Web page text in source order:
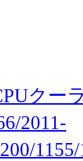
クー
2011-